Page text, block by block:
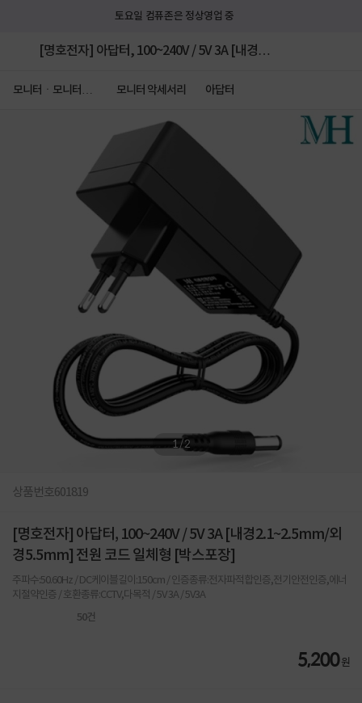
토요일 컴퓨존은 정상영업 중
[명호전자] 아답터, 100~240V / 5V 3A [내경
모니터ㆍ모니터주
모니터 악세서리 아답터
1/2
상품번호601819
[명호전자] 아답터, 100~240V / 5V 3A [내경2.1~2.5mm/외
경5.5mm] 전원 코드 일체형 [박스포장]
주파수:50.60Hz / DC케이블길이:150cm / 인증종류:전자파적합인증,전기안전인증,에너
지절약인증 / 호환종류:CCTV,다목적 / 5V 3A / 5V3A
50건
5,200원